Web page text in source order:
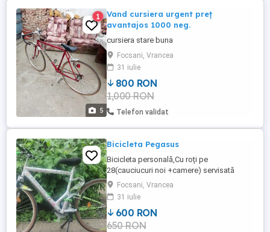
5
1
Vand cursiera urgent preț
avantajos 1000 neg.
cursiera stare buna
Focsani, Vrancea
31 iulie
800 RON
1,000 RON
Telefon validat
Bicicleta Pegasus
Bicicleta personală,Cu roți pe
28(cauciucuri noi +camere) servisată
recent!Doar predare personala in zonă!
Focsani, Vrancea
31 iulie
600 RON
650 RON